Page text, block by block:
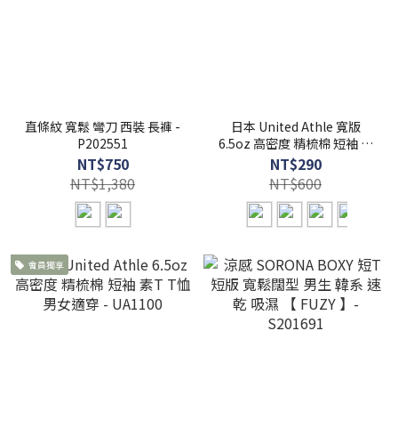
直條紋 寬鬆 彎刀 西裝 長褲 -
P202551
NT$750
NT$1,380
日本 United Athle 寬版
6.5oz 高密度 精梳棉 短袖 素
T T恤 男女適穿 - UA1108
NT$290
NT$600
會員獨享